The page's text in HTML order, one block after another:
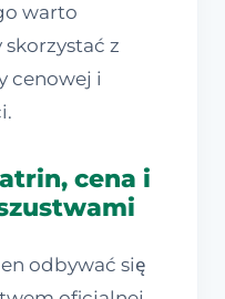
warto
z
cenowej i
cena i
odbywać się